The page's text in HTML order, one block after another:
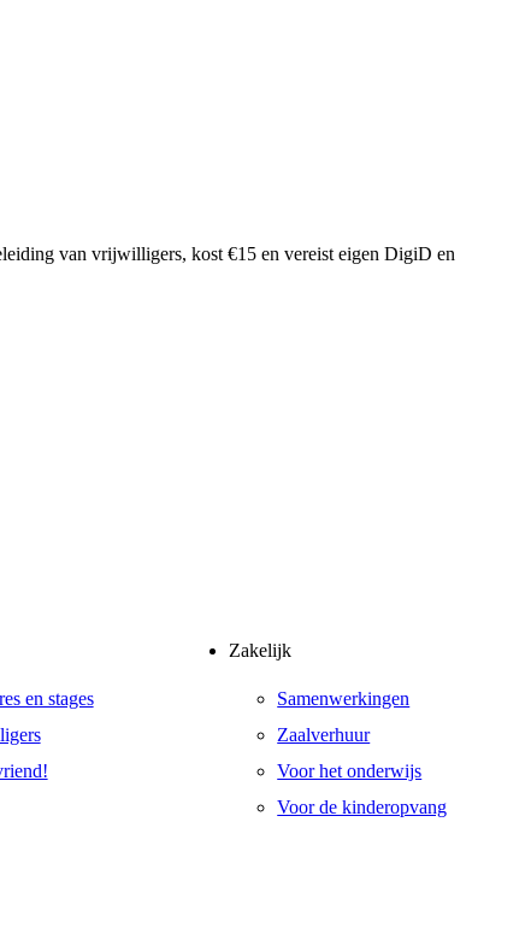
van vrijwilligers, kost €15 en vereist eigen DigiD en
en stages
Zakelijk
Samenwerkingen
Zaalverhuur
Voor het onderwijs
Voor de kinderopvang